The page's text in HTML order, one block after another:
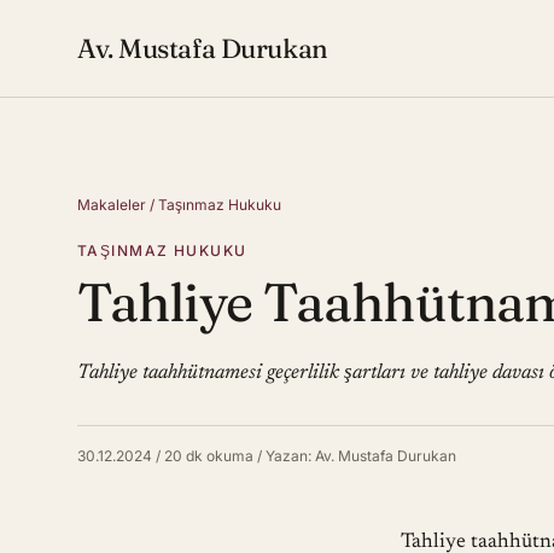
Av. Mustafa Durukan
Makaleler / Taşınmaz Hukuku
TAŞINMAZ HUKUKU
Tahliye
Tahliye taahhütnamesi geçerlilik şartları ve tahliye davası
30.12.2024 / 20 dk okuma / Yazan: Av. Mustafa Durukan
Tahliye